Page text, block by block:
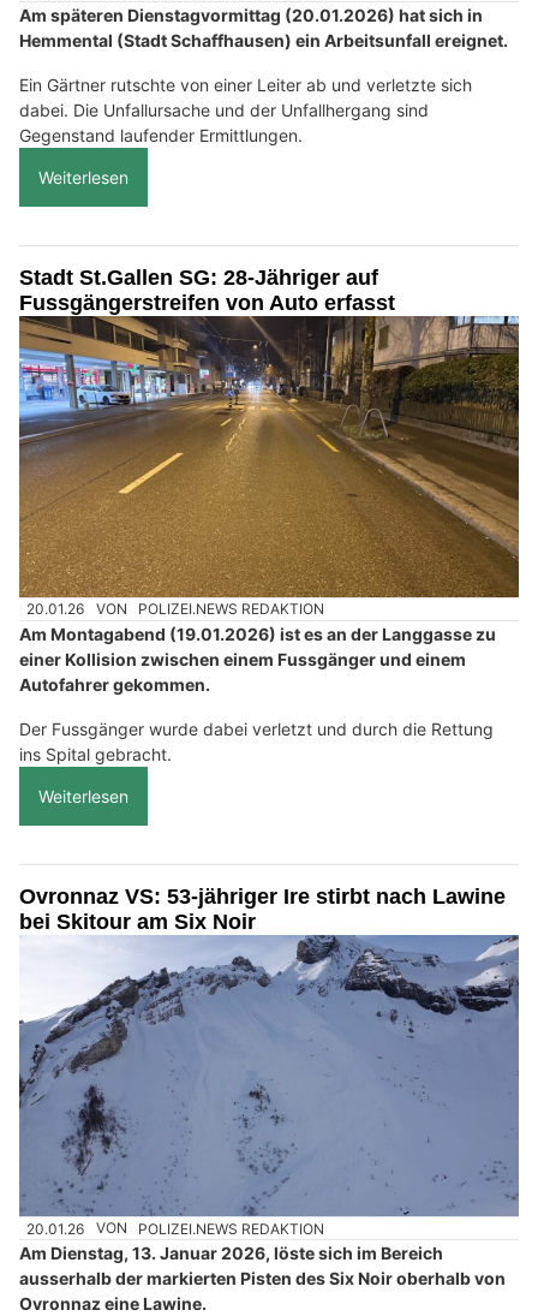
Am späteren Dienstagvormittag (20.01.2026) hat sich in
Hemmental (Stadt Schaffhausen) ein Arbeitsunfall ereignet.
Ein Gärtner rutschte von einer Leiter ab und verletzte sich
dabei. Die Unfallursache und der Unfallhergang sind
Gegenstand laufender Ermittlungen.
Weiterlesen
Stadt St.Gallen SG: 28-Jähriger auf
Fussgängerstreifen von Auto erfasst
20.01.26 VON POLIZEI.NEWS REDAKTION
Am Montagabend (19.01.2026) ist es an der Langgasse zu
einer Kollision zwischen einem Fussgänger und einem
Autofahrer gekommen.
Der Fussgänger wurde dabei verletzt und durch die Rettung
ins Spital gebracht.
Weiterlesen
Ovronnaz VS: 53-jähriger Ire stirbt nach Lawine
bei Skitour am Six Noir
20.01.26 VON POLIZEI.NEWS REDAKTION
Am Dienstag, 13. Januar 2026, löste sich im Bereich
ausserhalb der markierten Pisten des Six Noir oberhalb von
Ovronnaz eine Lawine.